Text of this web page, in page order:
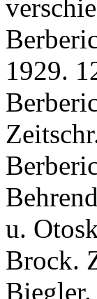
1929.
u.
Brock.